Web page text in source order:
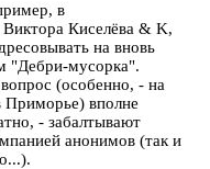
в
Виктора Киселёва & K,
на вновь
"Дебри-мусорка".
(особенно, - на
Приморье) вполне
- забалтывают
анонимов (так и